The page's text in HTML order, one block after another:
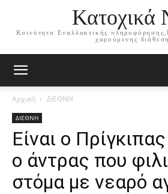
Κατοχικά
Κοινότητα Εναλλακτικής
χαρούμενης
Αρχική ΔΙΕΘΝΗ
ΔΙΕΘΝΗ
Είναι ο
ο άντρας που
στόμα με νεαρό